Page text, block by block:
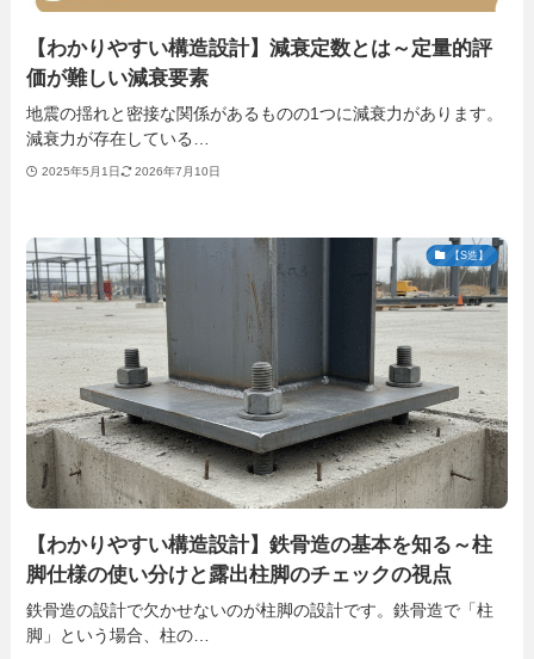
【わかりやすい構造設計】減衰定数とは～定量的評
価が難しい減衰要素
地震の揺れと密接な関係があるものの1つに減衰力があります。
減衰力が存在している…
2025年5月1日 2026年7月10日
【S造】
【わかりやすい構造設計】鉄骨造の基本を知る～柱
脚仕様の使い分けと露出柱脚のチェックの視点
鉄骨造の設計で欠かせないのが柱脚の設計です。鉄骨造で「柱
脚」という場合、柱の…